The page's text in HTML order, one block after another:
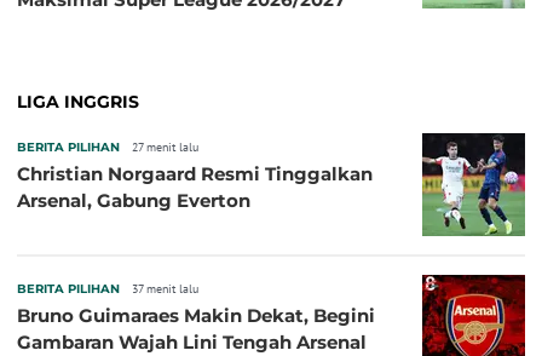
LIGA INGGRIS
BERITA PILIHAN 27 menit lalu
Christian Norgaard Resmi Tinggalkan
Arsenal, Gabung Everton
BERITA PILIHAN 37 menit lalu
Bruno Guimaraes Makin Dekat, Begini
Gambaran Wajah Lini Tengah Arsenal